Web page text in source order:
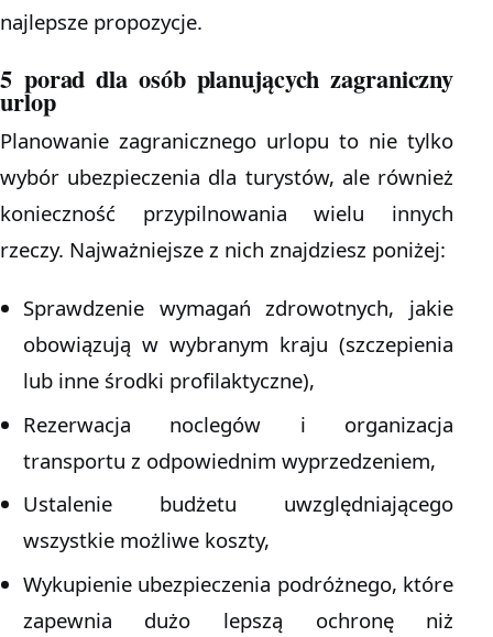
najlepsze propozycje.
5 porad dla osób planujących zagraniczny
urlop
Planowanie zagranicznego urlopu to nie tylko
wybór ubezpieczenia dla turystów, ale również
konieczność przypilnowania wielu innych
rzeczy. Najważniejsze z nich znajdziesz poniżej:
Sprawdzenie wymagań zdrowotnych, jakie
obowiązują w wybranym kraju (szczepienia
lub inne środki profilaktyczne),
Rezerwacja noclegów i organizacja
transportu z odpowiednim wyprzedzeniem,
Ustalenie budżetu uwzględniającego
wszystkie możliwe koszty,
Wykupienie ubezpieczenia podróżnego, które
zapewnia dużo lepszą ochronę niż